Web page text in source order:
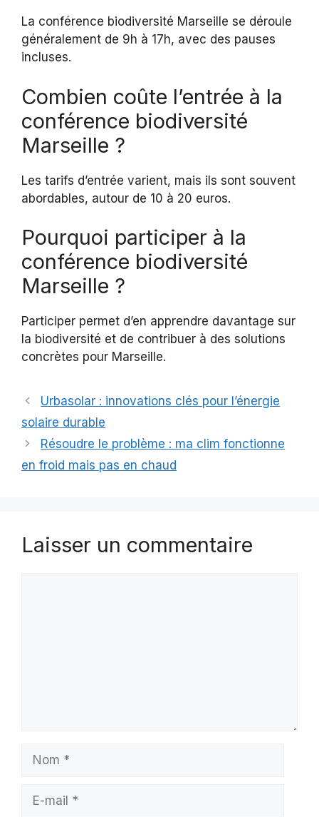
La conférence biodiversité Marseille se déroule
généralement de 9h à 17h, avec des pauses
incluses.
Combien coûte l’entrée à la
conférence biodiversité
Marseille ?
Les tarifs d’entrée varient, mais ils sont souvent
abordables, autour de 10 à 20 euros.
Pourquoi participer à la
conférence biodiversité
Marseille ?
Participer permet d’en apprendre davantage sur
la biodiversité et de contribuer à des solutions
concrètes pour Marseille.
Urbasolar : innovations clés pour l’énergie
solaire durable
Résoudre le problème : ma clim fonctionne
en froid mais pas en chaud
Laisser un commentaire
Nom